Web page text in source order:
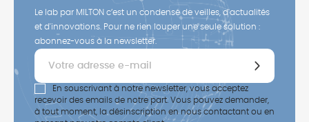
Le lab par MILTON c’est un condensé de veilles, d'actualités
et d'innovations. Pour ne rien louper une seule solution :
abonnez-vous à la newsletter.
En souscrivant à notre newsletter, vous acceptez
recevoir des emails de notre part. Vous pouvez demander,
à tout moment, la désinscription en nous contactant ou en